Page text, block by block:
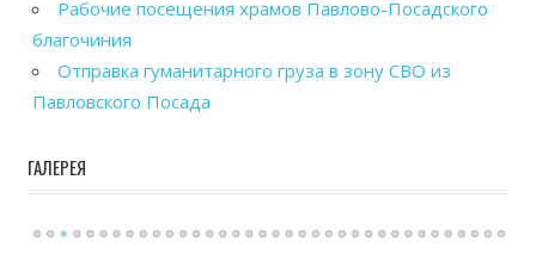
Рабочие посещения храмов Павлово-Посадского
благочиния
Отправка гуманитарного груза в зону СВО из
Павловского Посада
ГАЛЕРЕЯ